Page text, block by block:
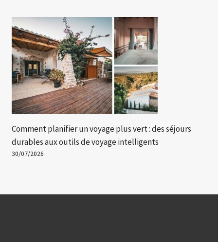
Comment planifier un voyage plus vert : des séjours
durables aux outils de voyage intelligents
30/07/2026